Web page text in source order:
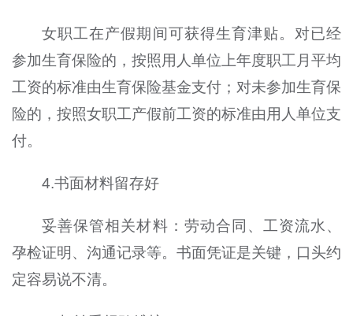
女职工在产假期间可获得生育津贴。对已经
参加生育保险的，按照用人单位上年度职工月平均
工资的标准由生育保险基金支付；对未参加生育保
险的，按照女职工产假前工资的标准由用人单位支
付。
4.书面材料留存好
妥善保管相关材料：劳动合同、工资流水、
孕检证明、沟通记录等。书面凭证是关键，口头约
定容易说不清。